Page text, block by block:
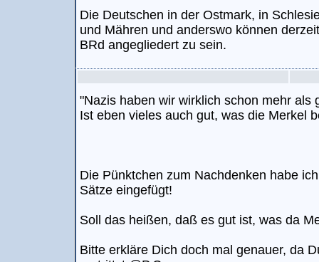
Die Deutschen in der Ostmark, in
und Mähren und anderswo können
BRd angegliedert zu sein.
"Nazis haben wir wirklich schon mehr als
Ist eben vieles auch gut, was die Merkel
Die Pünktchen zum Nachdenken habe
Sätze eingefügt!
Soll das heißen, daß es gut ist, was da
Bitte erkläre Dich doch mal genauer, da